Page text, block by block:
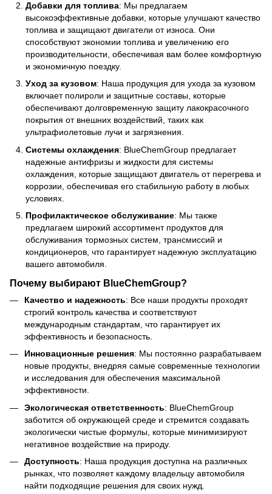
Добавки для топлива: Мы предлагаем
высокоэффективные добавки, которые улучшают качество
топлива и защищают двигатели от износа. Они
способствуют экономии топлива и увеличению его
производительности, обеспечивая вам более комфортную
и экономичную поездку.
Уход за кузовом: Наша продукция для ухода за кузовом
включает полироли и защитные составы, которые
обеспечивают долговременную защиту лакокрасочного
покрытия от внешних воздействий, таких как
ультрафиолетовые лучи и загрязнения.
Системы охлаждения: BlueChemGroup предлагает
надежные антифризы и жидкости для системы
охлаждения, которые защищают двигатель от перегрева и
коррозии, обеспечивая его стабильную работу в любых
условиях.
Профилактическое обслуживание: Мы также
предлагаем широкий ассортимент продуктов для
обслуживания тормозных систем, трансмиссий и
кондиционеров, что гарантирует надежную эксплуатацию
вашего автомобиля.
Почему выбирают BlueChemGroup?
Качество и надежность: Все наши продукты проходят
строгий контроль качества и соответствуют
международным стандартам, что гарантирует их
эффективность и безопасность.
Инновационные решения: Мы постоянно разрабатываем
новые продукты, внедряя самые современные технологии
и исследования для обеспечения максимальной
эффективности.
Экологическая ответственность: BlueChemGroup
заботится об окружающей среде и стремится создавать
экологически чистые формулы, которые минимизируют
негативное воздействие на природу.
Доступность: Наша продукция доступна на различных
рынках, что позволяет каждому владельцу автомобиля
найти подходящие решения для своих нужд.